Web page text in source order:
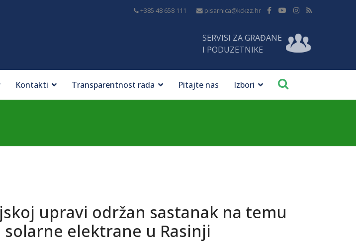
+385 48 658 111 pisarnica@kckzz.hr
SERVISI ZA GRAĐANE
I PODUZETNIKE
Kontakti Transparentnost rada Pitajte nas Izbori
upravi održan sastanak na temu
solarne elektrane u Rasinji